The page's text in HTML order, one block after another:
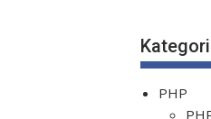
PHP